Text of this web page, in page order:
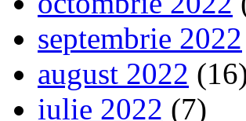
septembrie 2022
august 2022
iulie 2022 (7)